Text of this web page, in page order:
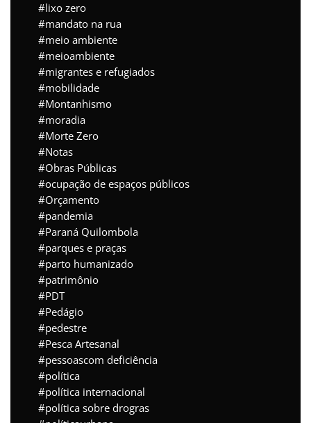
lixo zero
mandato na rua
meio ambiente
meioambiente
migrantes e refugiados
mobilidade
Montanhismo
moradia
Morte Zero
Notas
Obras Públicas
ocupação de espaços públicos
Orçamento
pandemia
Paraná Quilombola
parques e praças
parto humanizado
patrimônio
PDT
Pedágio
pedestre
Pesca Artesanal
pessoascom deficiência
política
política internacional
política sobre drogras